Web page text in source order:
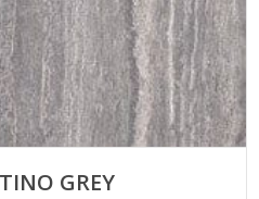
GREY